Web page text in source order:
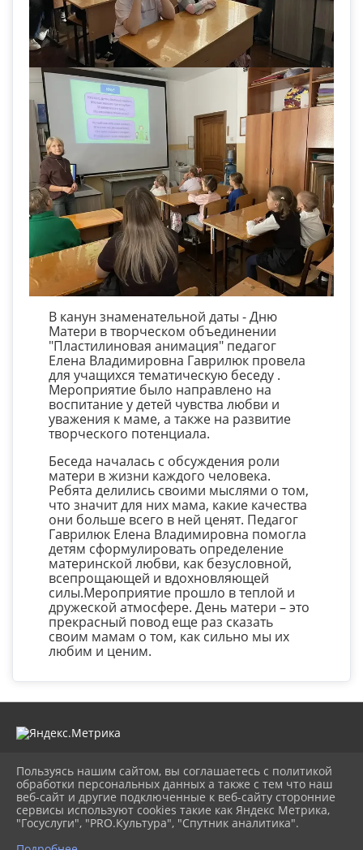
В канун знаменательной даты - Дню
Матери втворческом объединении
"Пластилиновая анимация" педагог
Елена Владимировна Гаврилюк провела
для учащихся тематическую беседу .
Мероприятие было направлено на
воспитание у детей чувства любви и
уважения к маме, а также на развитие
творческого потенциала.
Беседа началась с обсуждения роли
матери в жизни каждого человека.
Ребята делились своими мыслями о том,
что значит для них мама, какие качества
они больше всего в ней ценят. Педагог
Гаврилюк Елена Владимировна помогла
детям сформулировать определение
материнской любви, как безусловной,
всепрощающей и вдохновляющей
силы.Мероприятие прошло в теплой и
дружеской атмосфере. День матери – это
прекрасный повод еще раз сказать
своим мамам о том, как сильно мы их
любим и ценим.
2026 г. cdt-anapa.ru
Вход
Карта сайта
Политика обработки персональных данных
Пользуясь нашим сайтом, вы соглашаетесь с политикой
обработки персональных данных а также с тем что наш
веб-сайт и другие подключенные к веб-сайту сторонние
сервисы используют cookies такие как Яндекс Метрика,
"Госуслуги", "PRO.Культура", "Спутник аналитика".